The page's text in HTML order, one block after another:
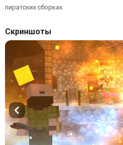
пиратских сборках.
Скриншоты